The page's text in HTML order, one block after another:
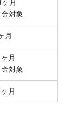
月
対象
月
月
対象
月